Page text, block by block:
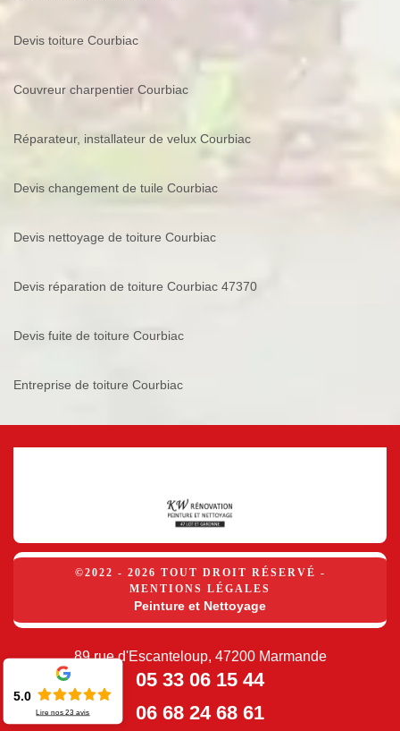
Devis toiture Courbiac
Couvreur charpentier Courbiac
Réparateur, installateur de velux Courbiac
Devis changement de tuile Courbiac
Devis nettoyage de toiture Courbiac
Devis réparation de toiture Courbiac 47370
Devis fuite de toiture Courbiac
Entreprise de toiture Courbiac
©2022 - 2026 TOUT DROIT RÉSERVÉ -
MENTIONS LÉGALES
Peinture et Nettoyage
89 rue d'Escanteloup, 47200 Marmande
05 33 06 15 44
06 68 24 68 61
5.0
Lire nos23 avis